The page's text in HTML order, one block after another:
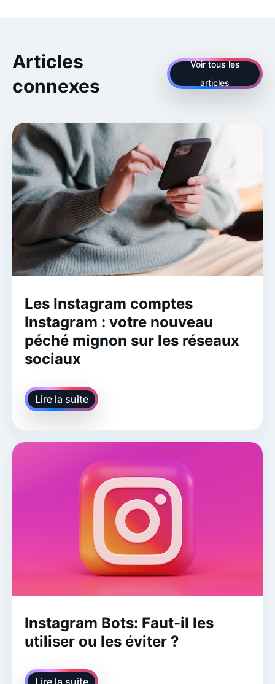
Articles
connexes
Voir tous les
articles
Les Instagram comptes
Instagram : votre nouveau
péché mignon sur les réseaux
sociaux
Lire la suite
Instagram Bots: Faut-il les
utiliser ou les éviter ?
Lire la suite